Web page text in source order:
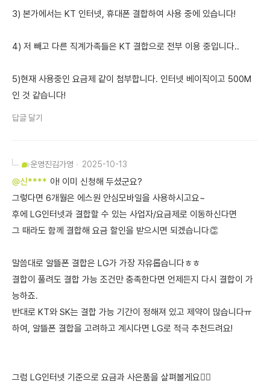
3) 본가에서는 KT 인터넷, 휴대폰 결합하여 사용 중에 있습니다!
4) 저 빼고 다른 직계가족들은 KT 결합으로 전부 이용 중입니다..
5)현재 사용중인 요금제 같이 첨부합니다. 인터넷 베이직이고 500M
인 것 같습니다!
답글 달기
운영진김가영 2025-10-13
@신**** 아! 이미 신청해 두셨군요?
그렇다면 6개월은 에스원 안심모바일을 사용하시고요~
후에 LG인터넷과 결합할 수 있는 사업자/요금제로 이동하신다면
그 때라도 함께 결합해 요금 할인을 받으시면 되겠습니다👏
말씀대로 알뜰폰 결합은 LG가 가장 자유롭습니다ㅎㅎ
결합이 풀려도 결합 가능 조건만 충족한다면 언제든지 다시 결합이 가
능하죠.
반대로 KT와 SK는 결합 가능 기간이 정해져 있고 제약이 많습니다ㅠ
하여, 알뜰폰 결합을 고려하고 계시다면 LG로 적극 추천드려요!
그럼 LG인터넷 기준으로 요금과 사은품을 살펴볼게요🙋‍♀️